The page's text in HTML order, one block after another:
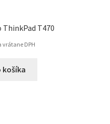
T470
vrátane DPH
košíka